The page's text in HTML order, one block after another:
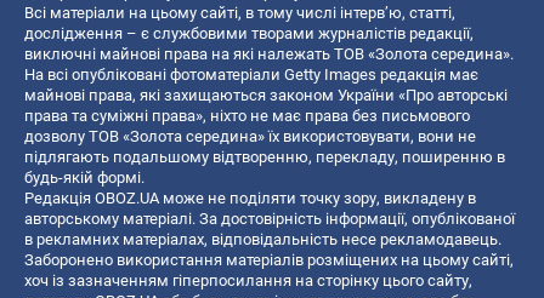
Всі матеріали на цьому сайті, в тому числі інтерв’ю, статті,
дослідження – є службовими творами журналістів редакції,
виключні майнові права на які належать ТОВ «Золота середина».
На всі опубліковані фотоматеріали Getty Images редакція має
майнові права, які захищаються законом України «Про авторські
права та суміжні права», ніхто не має права без письмового
дозволу ТОВ «Золота середина» їх використовувати, вони не
підлягають подальшому відтворенню, перекладу, поширенню в
будь-якій формі.
Редакція OBOZ.UA може не поділяти точку зору, викладену в
авторському матеріалі. За достовірність інформації, опублікованої
в рекламних матеріалах, відповідальність несе рекламодавець.
Заборонено використання матеріалів розміщених на цьому сайті,
хоч із зазначенням гіперпосилання на сторінку цього сайту,